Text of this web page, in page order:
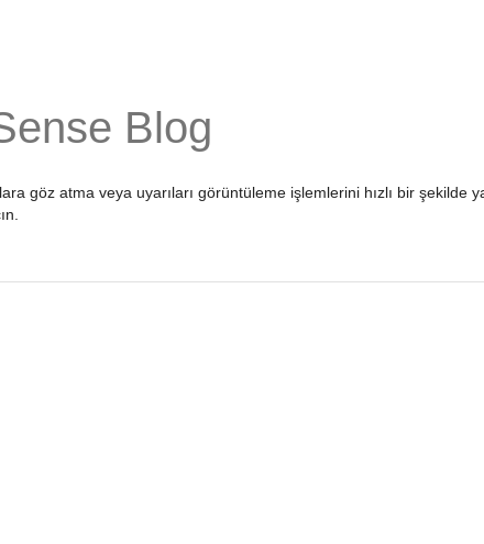
Blog
göz atma veya uyarıları görüntüleme işlemlerini hızlı bir şekilde